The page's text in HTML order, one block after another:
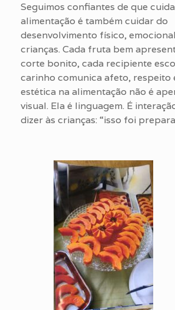
Seguimos confiantes de que
alimentação é também cuidar do
desenvolvimento físico,
crianças. Cada fruta bem
corte bonito, cada recipiente
carinho comunica afeto, respeito
estética na alimentação não é
visual. Ela é linguagem. É
dizer às crianças: “isso foi